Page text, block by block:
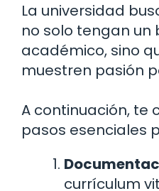
La universidad
no solo tengan
académico, sino
muestren pasión
A continuación, te
pasos esenciales
currículum